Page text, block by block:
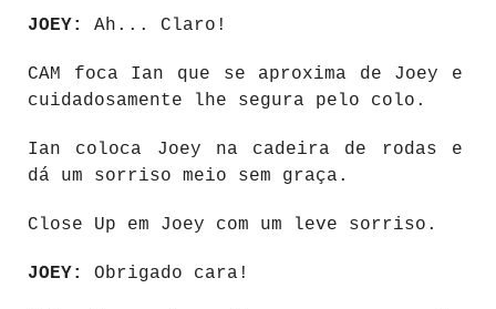
JOEY: Ah... Claro!
CAM foca Ian que se aproxima de Joey e
cuidadosamente lhe segura pelo colo.
Ian coloca Joey na cadeira de rodas e
dá um sorriso meio sem graça.
Close Up em Joey com um leve sorriso.
JOEY: Obrigado cara!